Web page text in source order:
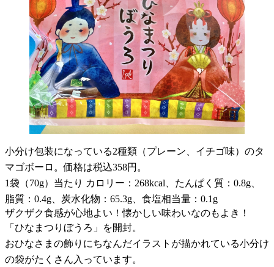
小分け包装になっている2種類（プレーン、イチゴ味）のタ
マゴボーロ。価格は税込358円。
1袋（70g）当たり カロリー：268kcal、たんぱく質：0.8g、
脂質：0.4g、炭水化物：65.3g、食塩相当量：0.1g
ザクザク食感が心地よい！懐かしい味わいなのもよき！
「ひなまつりぼうろ」を開封。
おひなさまの飾りにちなんだイラストが描かれている小分け
の袋がたくさん入っています。